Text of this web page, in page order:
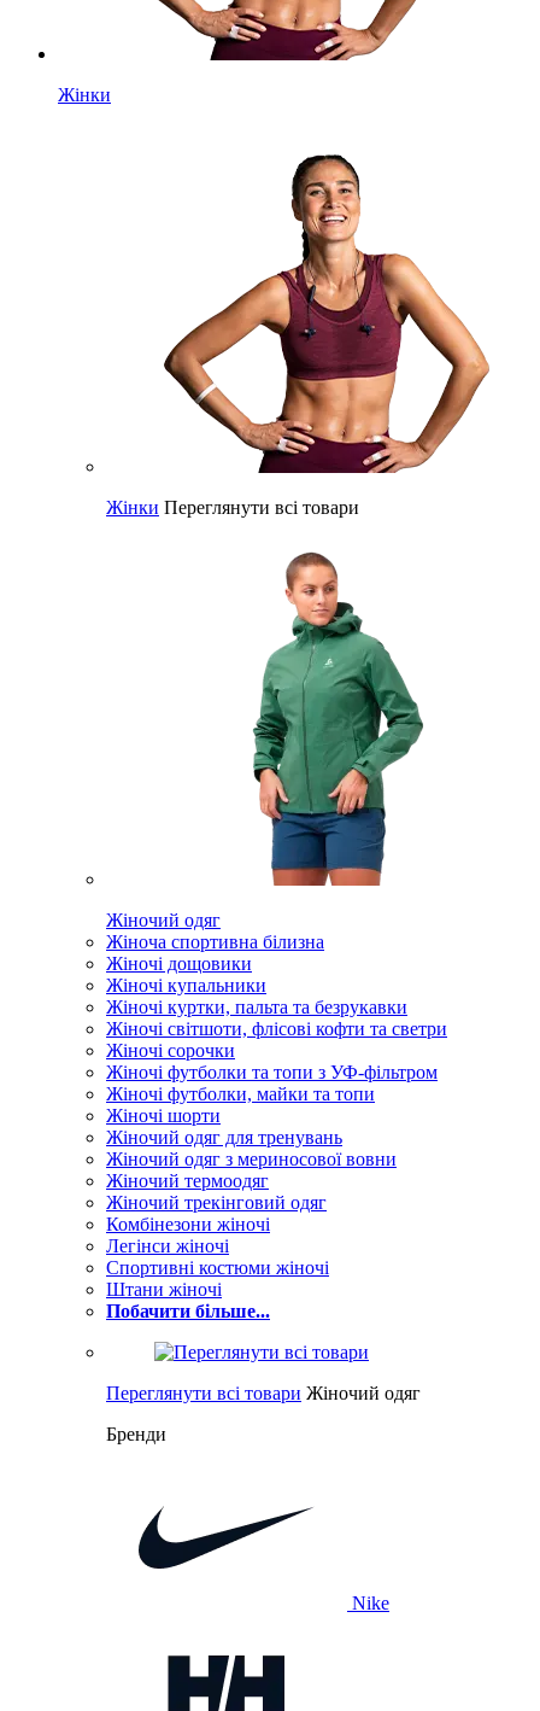
Жінки
Жінки Переглянути всі товари
Жіночий одяг
Жіноча спортивна білизна
Жіночі дощовики
Жіночі купальники
Жіночі куртки, пальта та безрукавки
Жіночі світшоти, флісові кофти та светри
Жіночі сорочки
Жіночі футболки та топи з УФ-фільтром
Жіночі футболки, майки та топи
Жіночі шорти
Жіночий одяг для тренувань
Жіночий одяг з мериносової вовни
Жіночий термоодяг
Жіночий трекінговий одяг
Комбінезони жіночі
Легінси жіночі
Спортивні костюми жіночі
Штани жіночі
Побачити більше...
Переглянути всі товари Жіночий одяг
Бренди
Nike